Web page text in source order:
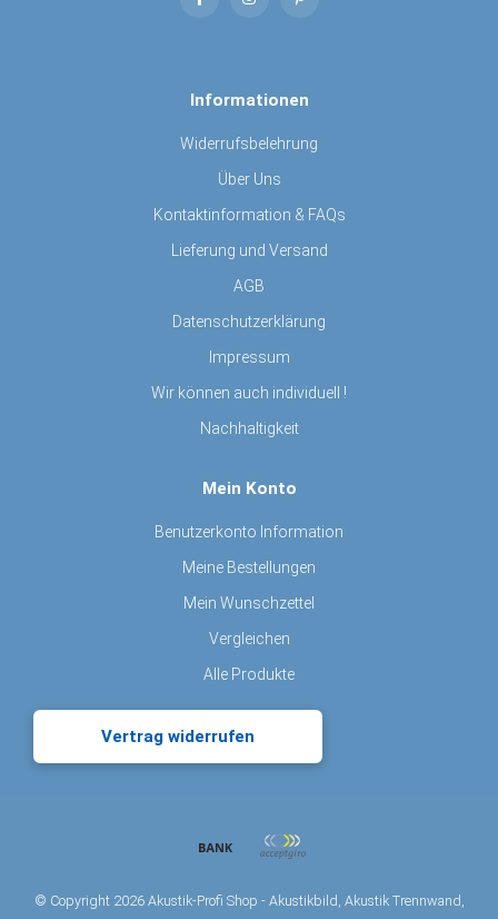
Informationen
Widerrufsbelehrung
Über Uns
Kontaktinformation & FAQs
Lieferung und Versand
AGB
Datenschutzerklärung
Impressum
Wir können auch individuell !
Nachhaltigkeit
Mein Konto
Benutzerkonto Information
Meine Bestellungen
Mein Wunschzettel
Vergleichen
Alle Produkte
Vertrag widerrufen
© Copyright 2026 Akustik-Profi Shop - Akustikbild, Akustik Trennwand,